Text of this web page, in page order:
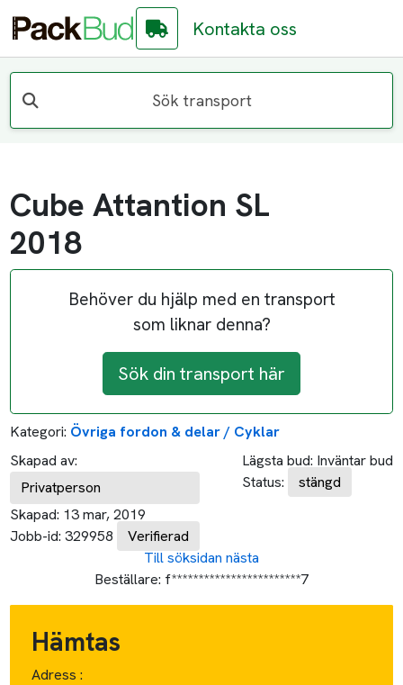
Kontakta oss
Sök transport
Cube Attantion SL
2018
Behöver du hjälp med en transport
som liknar denna?
Sök din transport här
Kategori: Övriga fordon & delar / Cyklar
Skapad av:
Privatperson
Skapad: 13 mar, 2019
Jobb-id: 329958 Verifierad
Lägsta bud: Inväntar bud
Status:
stängd
Till söksidan nästa
Beställare: f************************7
Hämtas
Adress :